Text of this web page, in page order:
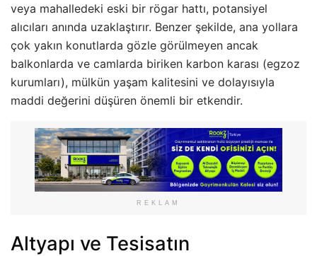
veya mahalledeki eski bir rögar hattı, potansiyel
alıcıları anında uzaklaştırır. Benzer şekilde, ana yollara
çok yakın konutlarda gözle görülmeyen ancak
balkonlarda ve camlarda biriken karbon karası (egzoz
kurumları), mülkün yaşam kalitesini ve dolayısıyla
maddi değerini düşüren önemli bir etkendir.
REKLAM
Altyapı ve Tesisatın